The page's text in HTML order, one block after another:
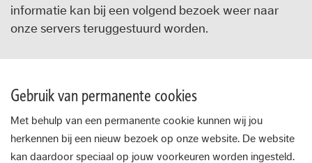
informatie kan bij een volgend bezoek weer naar
onze servers teruggestuurd worden.
Gebruik van permanente cookies
Met behulp van een permanente cookie kunnen wij jou
herkennen bij een nieuw bezoek op onze website. De website
kan daardoor speciaal op jouw voorkeuren worden ingesteld.